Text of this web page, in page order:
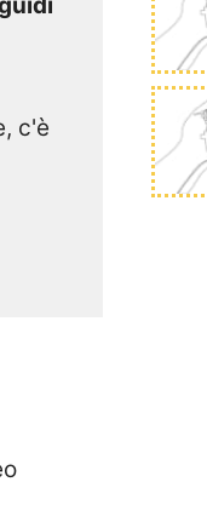
c'è